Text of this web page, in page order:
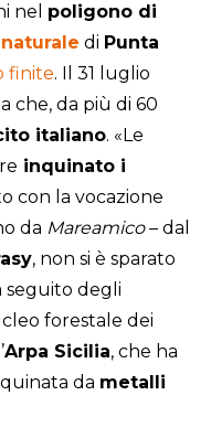
nel poligono di
di Punta
finite. Il 31 luglio
che, da più di 60
italiano. «Le
inquinato i
con la vocazione
da Mareamico– dal
, non si è sparato
seguito degli
forestale dei
Arpa Sicilia, che ha
da metalli